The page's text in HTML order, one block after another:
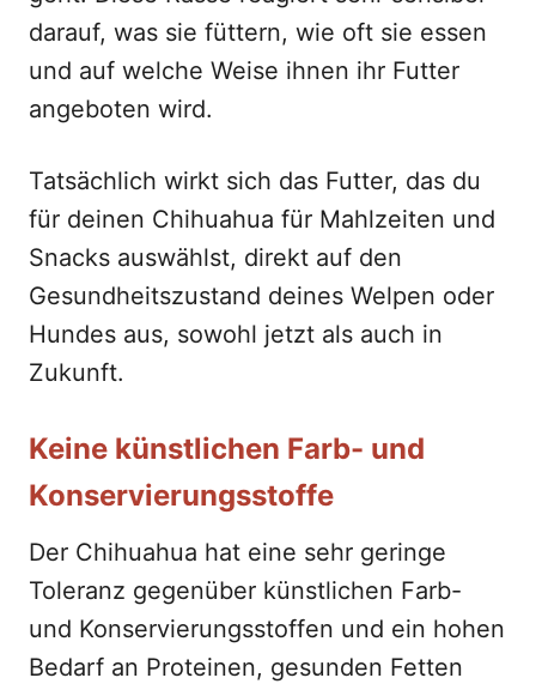
darauf, was sie füttern, wie oft sie essen
und auf welche Weise ihnen ihr Futter
angeboten wird.
Tatsächlich wirkt sich das Futter, das du
für deinen Chihuahua für Mahlzeiten und
Snacks auswählst, direkt auf den
Gesundheitszustand deines Welpen oder
Hundes aus, sowohl jetzt als auch in
Zukunft.
Keine künstlichen Farb- und
Konservierungsstoffe
Der Chihuahua hat eine sehr geringe
Toleranz gegenüber künstlichen Farb-
und Konservierungsstoffen und ein hohen
Bedarf an Proteinen, gesunden Fetten